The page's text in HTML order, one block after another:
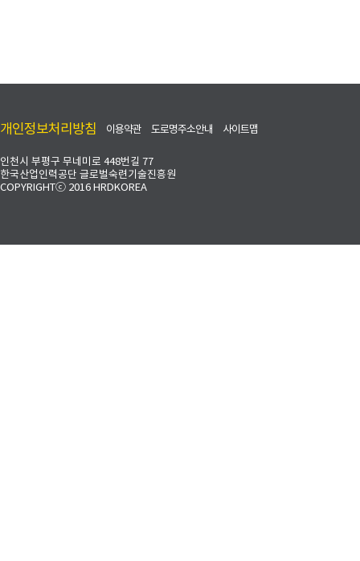
개인정보처리방침 이용약관 도로명주소안내 사이트맵
인천시 부평구 무네미로 448번길 77
한국산업인력공단 글로벌숙련기술진흥원
COPYRIGHTⓒ 2016 HRDKOREA